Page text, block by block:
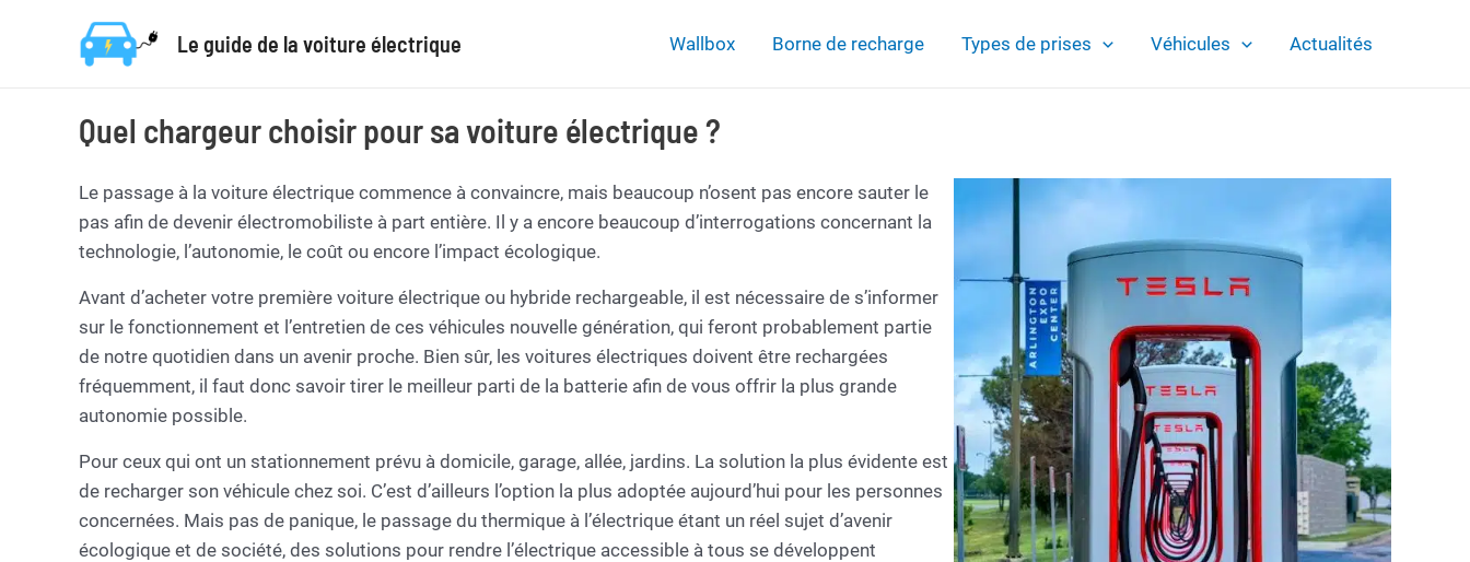
Le guide de la voiture électrique Wallbox Borne de recharge Types de prises Véhicules Actualités
Quel chargeur choisir pour sa voiture électrique ?
Le passage à la voiture électrique commence à convaincre, mais beaucoup n’osent pas encore sauter le
pas afin de devenir électromobiliste à part entière. Il y a encore beaucoup d’interrogations concernant la
technologie, l’autonomie, le coût ou encore l’impact écologique.
Avant d’acheter votre première voiture électrique ou hybride rechargeable, il est nécessaire de s’informer
sur le fonctionnement et l’entretien de ces véhicules nouvelle génération, qui feront probablement partie
de notre quotidien dans un avenir proche. Bien sûr, les voitures électriques doivent être rechargées
fréquemment, il faut donc savoir tirer le meilleur parti de la batterie afin de vous offrir la plus grande
autonomie possible.
Pour ceux qui ont un stationnement prévu à domicile, garage, allée, jardins. La solution la plus évidente est
de recharger son véhicule chez soi. C’est d’ailleurs l’option la plus adoptée aujourd’hui pour les personnes
concernées. Mais pas de panique, le passage du thermique à l’électrique étant un réel sujet d’avenir
écologique et de société, des solutions pour rendre l’électrique accessible à tous se développent